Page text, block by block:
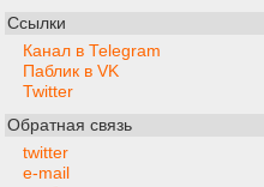
Ссылки
Канал в Telegram
Паблик в VK
Twitter
Обратная связь
twitter
e-mail